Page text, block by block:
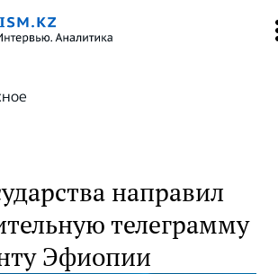
направил
телеграмму
Эфиопии